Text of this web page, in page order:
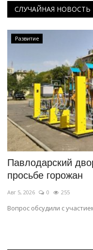
СЛУЧАЙНАЯ НОВОСТЬ
Развитие
Павлодарский
просьбе горожан
Авг 5, 2026 0 255
Вопрос обсудили с